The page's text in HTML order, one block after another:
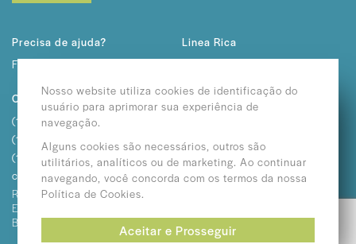
Precisa de ajuda?
Fale conosco
Contato
(11) 2292-3232
(11) 2362-3611
(11) 2682-1057
contato@linearica.com.br
Rua Otilia, 882 / 894Vila
Esperança - São Paulo - SP /
Brasil
Linea Rica
Nosso website utiliza cookies de identificação do
usuário para aprimorar sua experiência de
navegação.
Alguns cookies são necessários, outros são
utilitários, analíticos ou de marketing. Ao continuar
navegando, você concorda com os termos da nossa
Política de Cookies.
Aceitar e Prosseguir